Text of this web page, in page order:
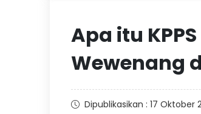
Apa itu
Wewenang
Dipublikasikan : 17 Oktober